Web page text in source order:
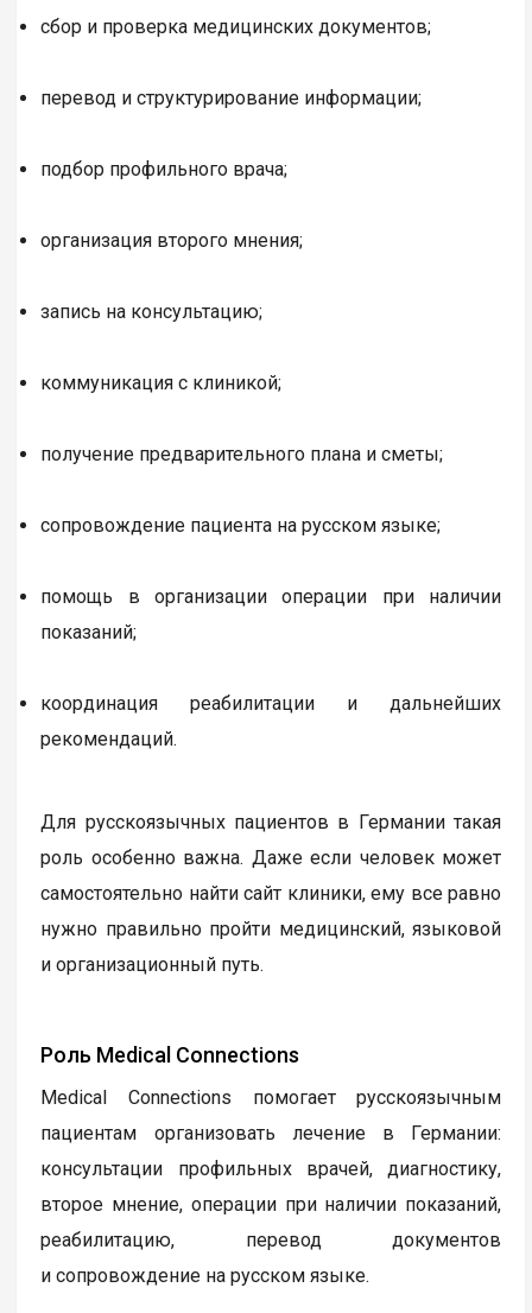
сбор и проверка медицинских документов;
перевод и структурирование информации;
подбор профильного врача;
организация второго мнения;
запись на консультацию;
коммуникация с клиникой;
получение предварительного плана и сметы;
сопровождение пациента на русском языке;
помощь в организации операции при наличии
показаний;
координация реабилитации и дальнейших
рекомендаций.
Для русскоязычных пациентов в Германии такая
роль особенно важна. Даже если человек может
самостоятельно найти сайт клиники, ему все равно
нужно правильно пройти медицинский, языковой
и организационный путь.
Роль Medical Connections
Medical Connections помогает русскоязычным
пациентам организовать лечение в Германии:
консультации профильных врачей, диагностику,
второе мнение, операции при наличии показаний,
реабилитацию, перевод документов
и сопровождение на русском языке.